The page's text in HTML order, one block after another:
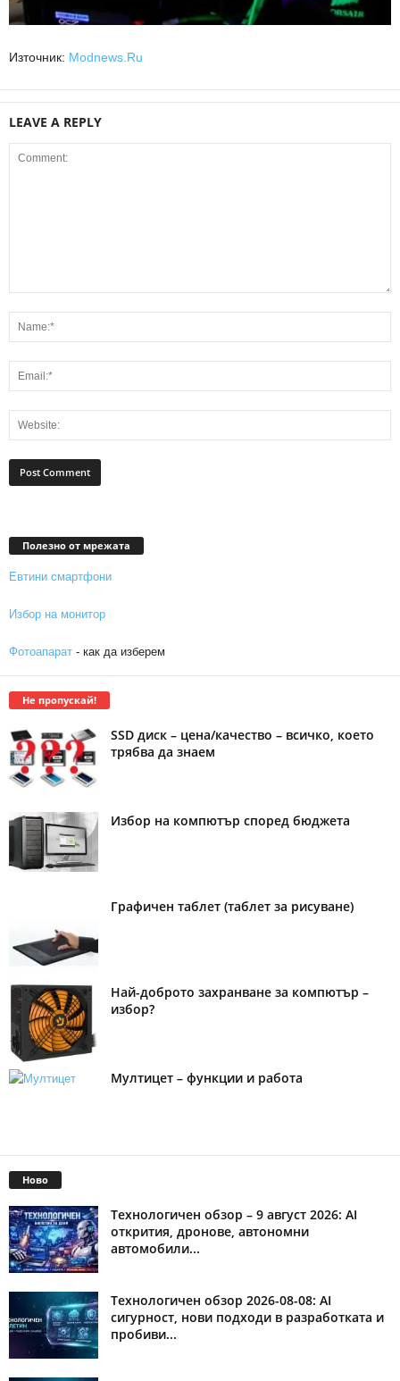
Източник: Modnews.Ru
LEAVE A REPLY
Полезно от мрежата
Евтини смартфони
Избор на монитор
Фотоапарат - как да изберем
Не пропускай!
SSD диск – цена/качество – всичко, което
трябва да знаем
Избор на компютър според бюджета
Графичен таблет (таблет за рисуване)
Най-доброто захранване за компютър –
избор?
Мултицет – функции и работа
Ново
Технологичен обзор – 9 август 2026: AI
открития, дронове, автономни
автомобили...
Технологичен обзор 2026-08-08: AI
сигурност, нови подходи в разработката и
пробиви...